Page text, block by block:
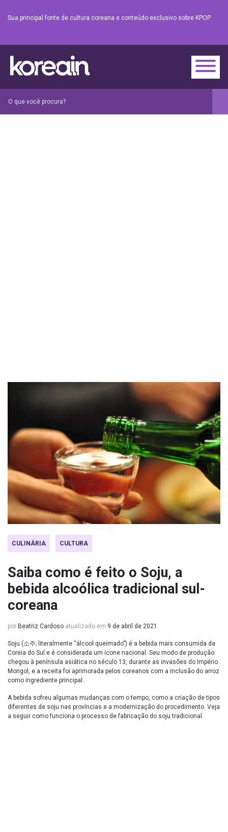
Sua principal fonte de cultura coreana e conteúdo exclusivo sobre KPOP.
CULINÁRIA CULTURA
Saiba como é feito o Soju, a
bebida alcoólica tradicional sul-
coreana
por Beatriz Cardoso atualizado em 9 de abril de 2021
Soju (소주; literalmente “álcool queimado”) é a bebida mais consumida da
Coreia do Sul e é considerada um ícone nacional. Seu modo de produção
chegou à península asiática no século 13, durante as invasões do Império
Mongol, e a receita foi aprimorada pelos coreanos com a inclusão do arroz
como ingrediente principal.
A bebida sofreu algumas mudanças com o tempo, como a criação de tipos
diferentes de soju nas províncias e a modernização do procedimento. Veja
a seguir como funciona o processo de fabricação do soju tradicional.